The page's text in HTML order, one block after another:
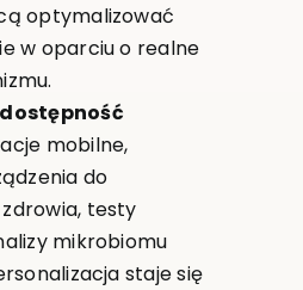
optymalizować
w oparciu o realne
mobilne,
do
testy
mikrobiomu
staje się